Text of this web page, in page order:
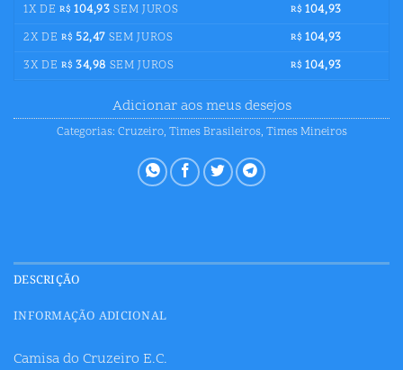
1X DE R$ 104,93 SEM JUROS R$ 104,93
2X DE R$ 52,47 SEM JUROS R$ 104,93
3X DE R$ 34,98 SEM JUROS R$ 104,93
Adicionar aos meus desejos
Categorias: Cruzeiro, Times Brasileiros, Times Mineiros
DESCRIÇÃO
INFORMAÇÃO ADICIONAL
Camisa do Cruzeiro E.C.